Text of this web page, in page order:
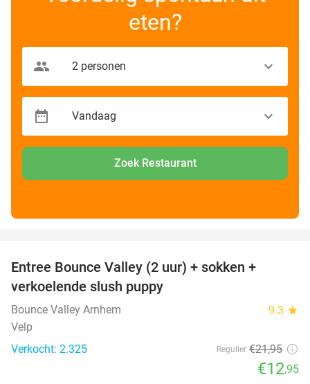
eten?
Zoek Restaurant
Entree Bounce Valley (2 uur) + sokken +
verkoelende slush puppy
Bounce Valley Arnhem 9.3 star
Velp
Verkocht: 2.325
Regulier €21,95
€12,95